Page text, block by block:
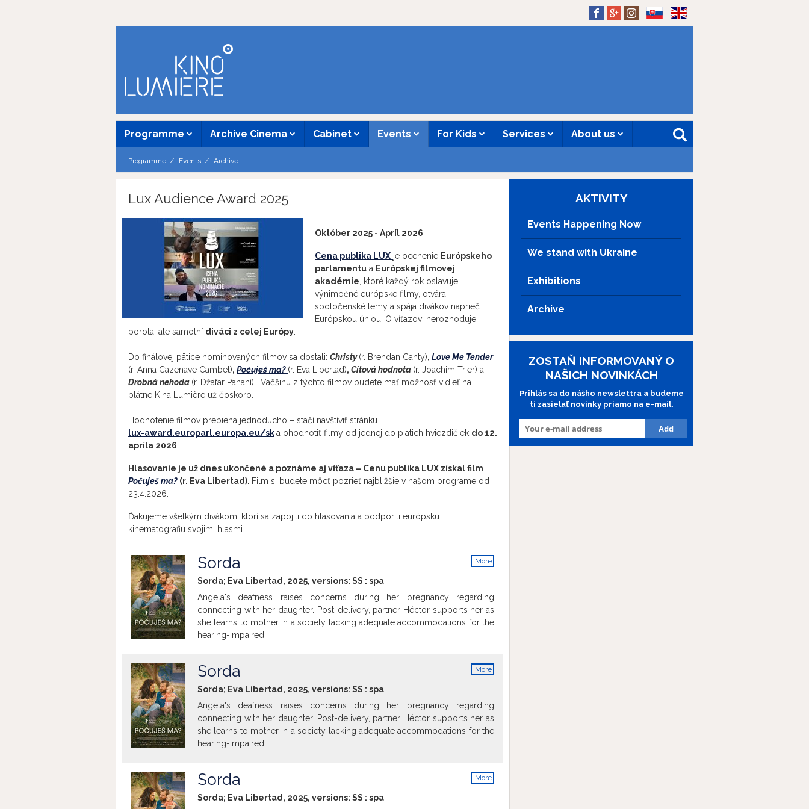
Programme Archive Cinema Cabinet Events For Kids Services About us
Programme Events Archive
Lux Audience Award 2025
Október 2025 - Apríl 2026
Cena publika LUX je ocenenie Európskeho
parlamentu a Európskej filmovej
akadémie , ktoré každý rok oslavuje
výnimočné európske filmy, otvára
spoločenské témy a spája divákov naprieč
Európskou úniou. O víťazovi nerozhoduje
porota, ale samotní diváci z celej Európy
Do finálovej pätice nominovaných filmov sa dostali: Christy (r. Brendan Canty), Love Me Tender
(r. Anna Cazenave Cambet), Počuješ ma? (r. Eva Libertad), Citová hodnota (r. Joachim Trier) a
Drobná nehoda (r. Džafar Panahí). Väčšinu z týchto filmov budete mať možnosť vidieť na
plátne Kina Lumière už čoskoro.
Hodnotenie filmov prebieha jednoducho – stačí navštíviť stránku
lux-award.europarl.europa.eu/ska ohodnotiť filmy od jednej do piatich hviezdičiek do 12.
apríla 2026
Hlasovanie je už dnes ukončené a poznáme aj víťaza – Cenu publika LUX získal film
Počuješ ma? (r. Eva Libertad). Film si budete môcť pozrieť najbližšie v našom programe od
23.4.2026.
Ďakujeme všetkým divákom, ktorí sa zapojili do hlasovania a podporili európsku
kinematografiu svojimi hlasmi.
More
Sorda
Sorda; Eva Libertad, 2025, versions: SS : spa
Angela's deafness raises concerns during her pregnancy regarding
connecting with her daughter. Post-delivery, partner Héctor supports her as
she learns to mother in a society lacking adequate accommodations for the
hearing-impaired.
More
Sorda
Sorda; Eva Libertad, 2025, versions: SS : spa
Angela's deafness raises concerns during her pregnancy regarding
connecting with her daughter. Post-delivery, partner Héctor supports her as
she learns to mother in a society lacking adequate accommodations for the
hearing-impaired.
More
Sorda
Sorda; Eva Libertad, 2025, versions: SS : spa
AKTIVITY
Events Happening Now
We stand with Ukraine
Exhibitions
Archive
ZOSTAŇ INFORMOVANÝ O
NAŠICH NOVINKÁCH
Prihlás sa do nášho newslettra a budeme
ti zasielať novinky priamo na e-mail.